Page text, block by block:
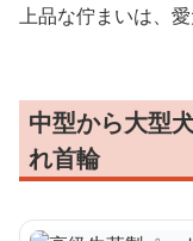
上品な佇まいは、
中型から大型
れ首輪